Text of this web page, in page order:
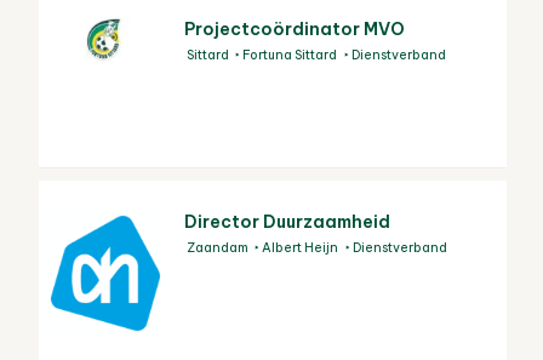
Projectcoördinator MVO
Sittard Fortuna Sittard Dienstverband
Director Duurzaamheid
Zaandam Albert Heijn Dienstverband